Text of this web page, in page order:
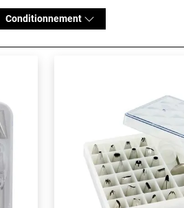
Conditionnement